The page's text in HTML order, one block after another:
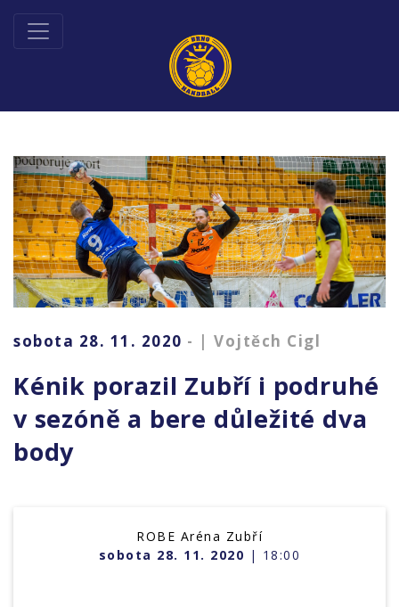
sobota 28. 11. 2020 - | Vojtěch Cigl
Kénik porazil Zubří i podruhé
v sezóně a bere důležité dva
body
ROBE Aréna Zubří
sobota 28. 11. 2020 | 18:00